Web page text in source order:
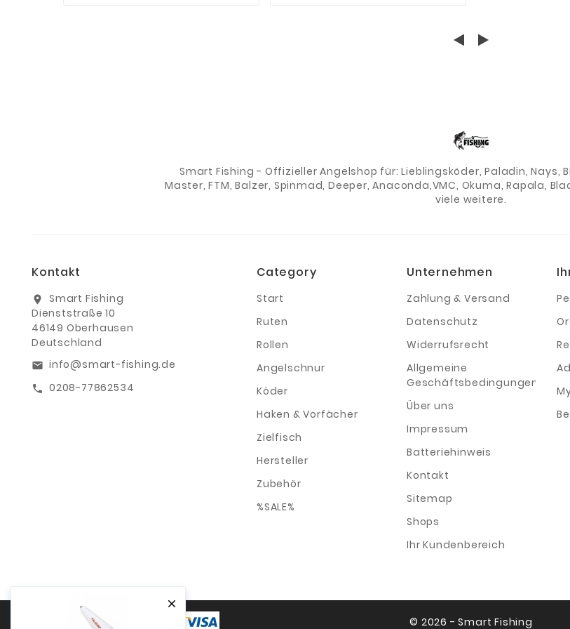

Smart Fishing - Offizieller Angelshop für: Lieblingsköder, Paladin, Nays,
Master, FTM, Balzer, Spinmad, Deeper, Anaconda,VMC, Okuma, Rapala,
viele weitere.
Kontakt
location_on
Smart Fishing
Dienststraße 10
46149 Oberhausen
Deutschland
email info@smart-fishing.de
call 0208-77862534
Category
Start
Ruten
Rollen
Angelschnur
Köder
Haken & Vorfächer
Zielfisch
Hersteller
Zubehör
%SALE%
Unternehmen
Zahlung & Versand
Datenschutz
Widerrufsrecht
Allgemeine
Geschäftsbedingungen
Über uns
Impressum
Batteriehinweis
Kontakt
Sitemap
Shops
Ihr Kundenbereich
© 2026 - Smart Fishing